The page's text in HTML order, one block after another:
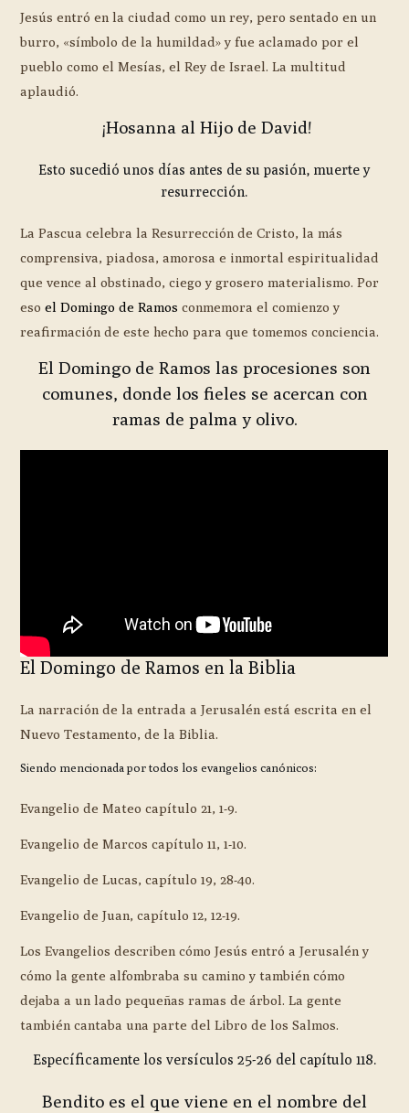
Jesús entró en la ciudad como un rey, pero sentado en un
burro, «símbolo de la humildad» y fue aclamado por el
pueblo como el Mesías, el Rey de Israel. La multitud
aplaudió.
¡Hosanna al Hijo de David!
Esto sucedió unos días antes de su pasión, muerte y
resurrección.
La Pascua celebra la Resurrección de Cristo, la más
comprensiva, piadosa, amorosa e inmortal espiritualidad
que vence al obstinado, ciego y grosero materialismo. Por
esoel Domingo de Ramosconmemora el comienzo y
reafirmación de este hecho para que tomemos conciencia.
El Domingo de Ramos las procesiones son
comunes, donde los fieles se acercan con
ramas de palma y olivo.
El Domingo de Ramos en la Biblia
La narración de la entrada a Jerusalén está escrita en el
Nuevo Testamento, de la Biblia.
Siendo mencionada por todos los evangelios canónicos:
Evangelio de Mateo capítulo 21, 1-9.
Evangelio de Marcos capítulo 11, 1-10.
Evangelio de Lucas, capítulo 19, 28-40.
Evangelio de Juan, capítulo 12, 12-19.
Los Evangelios describen cómo Jesús entró a Jerusalén y
cómo la gente alfombraba su camino y también cómo
dejaba a un lado pequeñas ramas de árbol. La gente
también cantaba una parte del Libro de los Salmos.
Específicamente los versículos 25-26 del capítulo 118.
Bendito es el que viene en el nombre del